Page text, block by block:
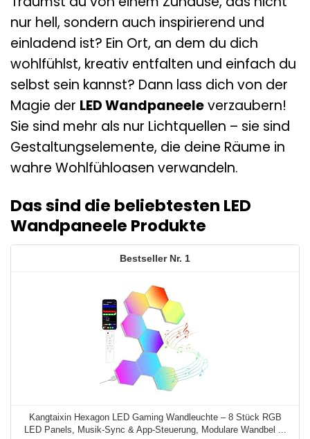
nur hell, sondern auch inspirierend und
einladend ist? Ein Ort, an dem du dich
wohlfühlst, kreativ entfalten und einfach du
selbst sein kannst? Dann lass dich von der
Magie der LED Wandpaneeleverzaubern!
Sie sind mehr als nur Lichtquellen – sie sind
Gestaltungselemente, die deine Räume in
wahre Wohlfühloasen verwandeln.
Das sind die beliebtesten LED
Wandpaneele Produkte
1
Kangtaixin Hexagon LED Gaming Wandleuchte – 8 Stück RGB
LED Panels, Musik-Sync & App-Steuerung, Modulare Wandbel ...